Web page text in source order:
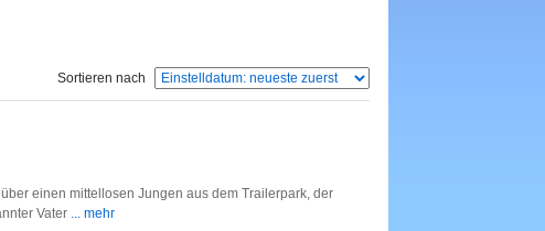
Sortieren nach
einen mittellosen Jungen aus dem Trailerpark, der
Vater ... mehr